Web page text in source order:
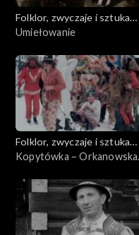
Folklor, zwyczaje i sztuka
ludowa
Umiełowanie
Folklor, zwyczaje i sztuka
ludowa
Kopytówka – Orkanowska